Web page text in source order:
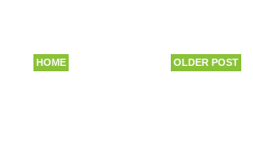
OLDER POST
HOME